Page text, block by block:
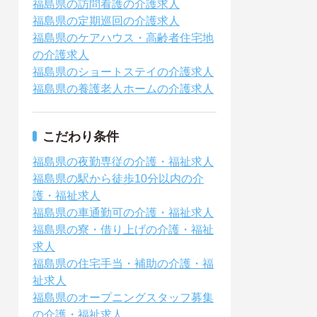
福島県の訪問看護の介護求人
福島県の定期巡回の介護求人
福島県のケアハウス・高齢者住宅地
の介護求人
福島県のショートステイの介護求人
福島県の養護老人ホームの介護求人
こだわり条件
福島県の夜勤専従の介護・福祉求人
福島県の駅から徒歩10分以内の介
護・福祉求人
福島県の車通勤可の介護・福祉求人
福島県の寮・借り上げの介護・福祉
求人
福島県の住宅手当・補助の介護・福
祉求人
福島県のオープニングスタッフ募集
の介護・福祉求人